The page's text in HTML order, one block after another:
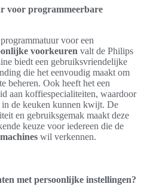
voor programmeerbare
voor een
voorkeuren valt de Philips
biedt een gebruiksvriendelijke
die het eenvoudig maakt om
beheren. Ook heeft het een
aan koffiespecialiteiten, waardoor
de keuken kunnen kwijt. De
en gebruiksgemak maakt deze
keuze voor iedereen die de
wil verkennen.
met persoonlijke instellingen?